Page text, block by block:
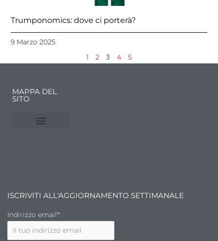
Trumponomics: dove ci porterà?
9 Marzo 2025
1 2 3 4 5
MAPPA DEL
SITO
ISCRIVITI ALL'AGGIORNAMENTO SETTIMANALE
Indirizzo email*: